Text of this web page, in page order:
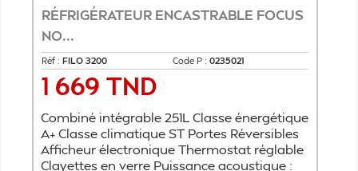
RÉFRIGÉRATEUR ENCASTRABLE FOCUS
NO...
Réf : FILO 3200 Code P : 0235021
Prix
1 669 TND
Combiné intégrable 251L Classe énergétique
A+ Classe climatique ST Portes Réversibles
Afficheur électronique Thermostat réglable
Clayettes en verre Puissance acoustique :